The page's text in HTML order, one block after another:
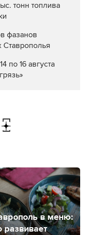
тонн топлива
фазанов
Ставрополья
по 16 августа
в меню:
развивает